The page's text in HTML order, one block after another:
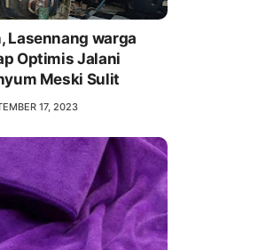
Lasennang warga
Optimis Jalani
Meski Sulit
17, 2023